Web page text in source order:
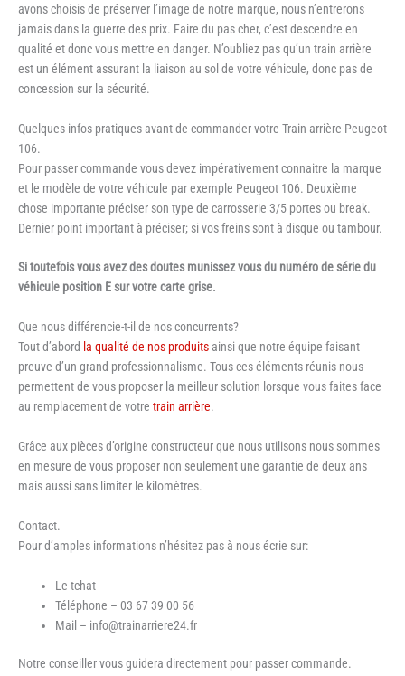
avons choisis de préserver l’image de notre marque, nous n’entrerons
jamais dans la guerre des prix. Faire du pas cher, c’est descendre en
qualité et donc vous mettre en danger. N’oubliez pas qu’un train arrière
est un élément assurant la liaison au sol de votre véhicule, donc pas de
concession sur la sécurité.
Quelques infos pratiques avant de commander votre Train arrière Peugeot
106.
Pour passer commande vous devez impérativement connaitre la marque
et le modèle de votre véhicule par exemple Peugeot 106. Deuxième
chose importante préciser son type de carrosserie 3/5 portes ou break.
Dernier point important à préciser; si vos freins sont à disque ou tambour.
Si toutefois vous avez des doutes munissez vous du numéro de série du
véhicule position E sur votre carte grise.
Que nous différencie-t-il de nos concurrents?
Tout d’abord la qualité de nos produits ainsi que notre équipe faisant
preuve d’un grand professionnalisme. Tous ces éléments réunis nous
permettent de vous proposer la meilleur solution lorsque vous faites face
au remplacement de votre train arrière.
Grâce aux pièces d’origine constructeur que nous utilisons nous sommes
en mesure de vous proposer non seulement une garantie de deux ans
mais aussi sans limiter le kilomètres.
Contact.
Pour d’amples informations n’hésitez pas à nous écrie sur:
Le tchat
Téléphone – 03 67 39 00 56
Mail – info@trainarriere24.fr
Notre conseiller vous guidera directement pour passer commande.